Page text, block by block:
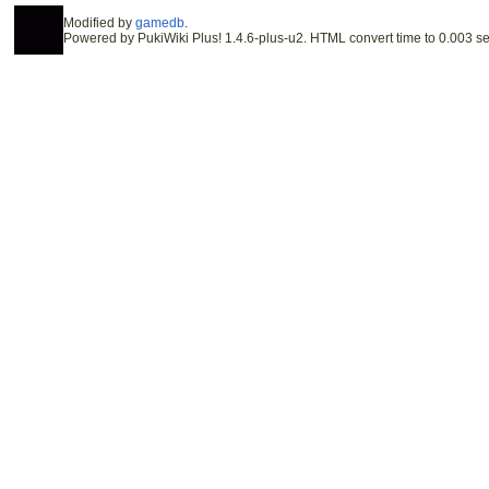
Modified bygamedb.
Powered by PukiWiki Plus! 1.4.6-plus-u2. HTML convert time to 0.003